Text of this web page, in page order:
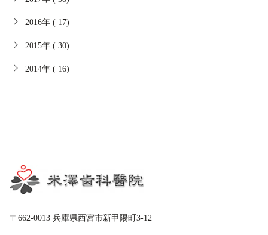
2016年 ( 17)
2015年 ( 30)
2014年 ( 16)
〒662-0013 兵庫県西宮市新甲陽町3-12